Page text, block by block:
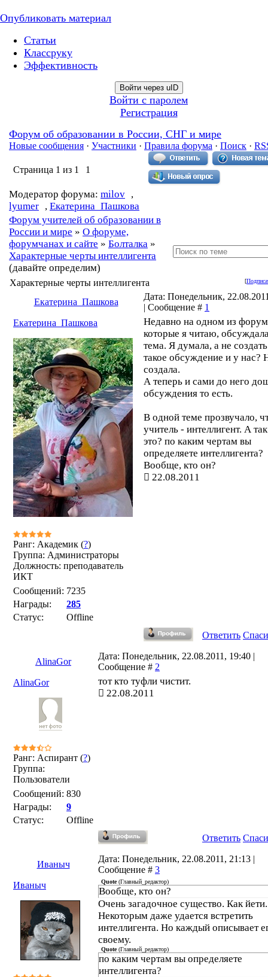
Опубликовать материал
Статьи
Классруку
Эффективность
Войти через uID
Войти с паролем
Регистрация
Форум об образовании в России, СНГ и мире
Новые сообщения · Участники · Правила форума · Поиск ·
Страница 1 из 1 1
Модератор форума: milov ,
lyumer , Екатерина_Пашкова
Форум учителей об образовании в
России и мире » О форуме,
форумчанах и сайте » Болталка »
Характерные черты интеллигента
(давайте определим)
[
Характерные черты интеллигента
Екатерина_Пашкова
Дата: Понедельник,
| Сообщение # 1
Екатерина_Пашкова
Ранг: Академик (?)
Группа: Администраторы
Должность: преподаватель
ИКТ
Сообщений: 7235
Награды:
285
Статус:
Offline
Недавно на одном из
которые я читаю,
тема. Я думала, а не
такое обсуждение и у нас?
создала.
А теперь и сами до него
обсуждения то есть.
В одной теме прозвучало,
учитель - интеллигент. А
это? по каким чертам вы
определяете интеллигента?
Вообще, кто он?
22.08.2011
Ответить
AlinaGor
Дата: Понедельник, 22.08.2011, 19:40 |
Сообщение # 2
AlinaGor
Ранг: Аспирант (?)
Группа:
Пользователи
Сообщений: 830
Награды:
9
Статус:
Offline
тот кто туфли чистит.
22.08.2011
Ответить
Иваныч
Дата: Понедельник, 22.08.2011, 21:13 |
Сообщение # 3
Иваныч
Quote(Главный_редактор)
Вообще, кто он?
Очень загадочное существо. Как йети.
Некоторым даже удается встретить
интеллигента. Но каждый описывает
своему.
Quote(Главный_редактор)
по каким чертам вы определяете
интеллигента?